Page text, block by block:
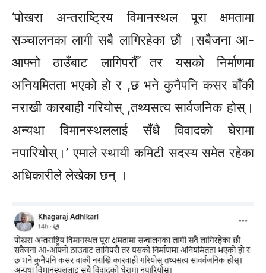
‘पोखरा अन्तराष्ट्रिय विमानस्थल पूरा क्षमतामा
सञ्चालनका लागी सबै लागिरहेका छौ ।सबैजना आ-
आफ्नोठाउँबाट लागिपरौँ तर यसको निर्माणमा
अनियमितता भएको हो र ,छ भने कुनैपनि कसर बाँकी
नराखी कारबाही गरियोस् ,तथ्यसत्य सार्वजनिकहोस्।
अन्यथाविमानस्थललाई सँधै विवादको घेरामा
नपारियोस्।’ एमाले स्थायी कमिटी सदस्य समेत रहेका
अधिकारीले लेखेका छन् ।